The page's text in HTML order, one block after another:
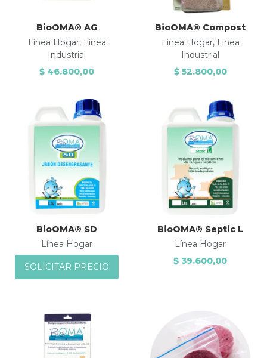
BioOMA® AG
Línea Hogar, Línea
Industrial
$ 46.800,00
BioOMA® Compost
Línea Hogar, Línea
Industrial
$ 52.800,00
Añadir a la lista de deseos
BioOMA® SD
Línea Hogar
SOLICITAR PRECIO
BioOMA® Septic L
Línea Hogar
$ 39.600,00
Comparar